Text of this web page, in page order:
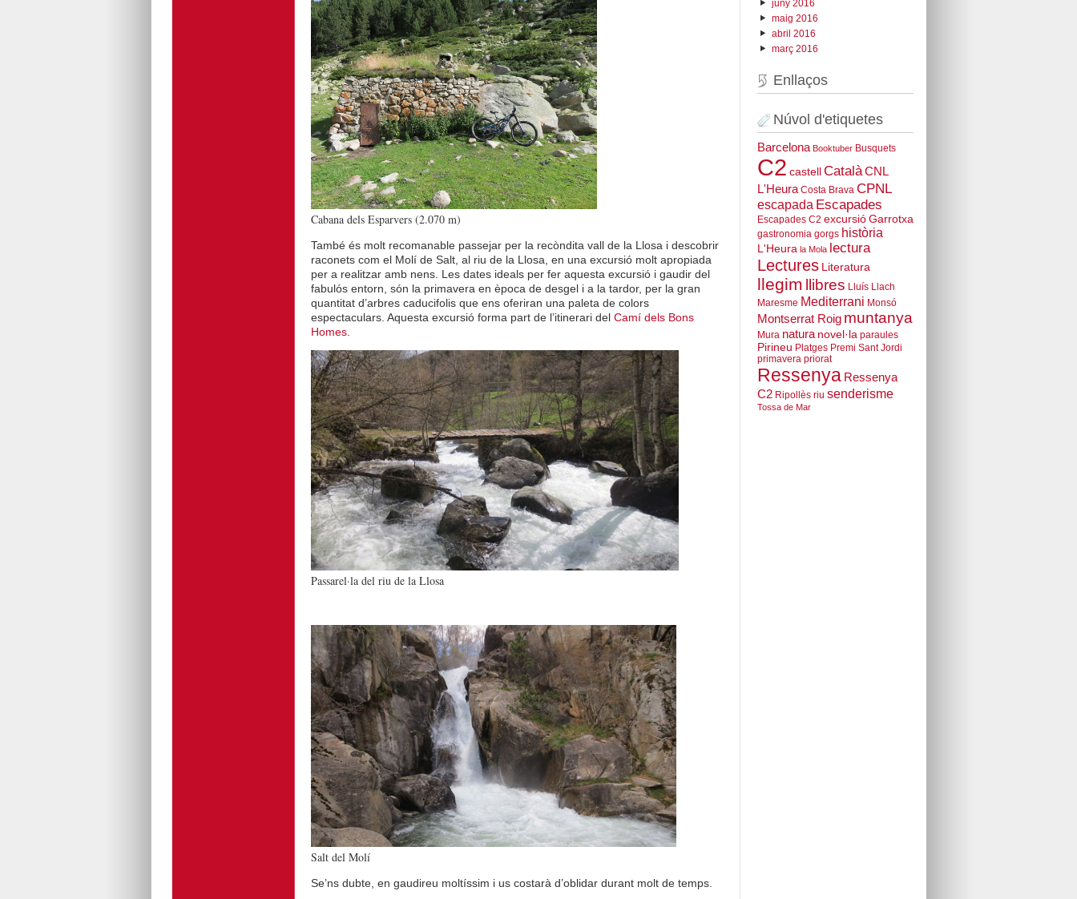
Cabana dels Esparvers (2.070 m)
També és molt recomanable passejar per la recòndita vall de la Llosa i descobrir
raconets com el Molí de Salt, al riu de la Llosa, en una excursió molt apropiada
per a realitzar amb nens. Les dates ideals per fer aquesta excursió i gaudir del
fabulós entorn, són la primavera en època de desgel i a la tardor, per la gran
quantitat d’arbres caducifolis que ens oferiran una paleta de colors
espectaculars. Aquesta excursió forma part de l’itinerari del Camí dels Bons
Homes.
Passarel·la del riu de la Llosa
Salt del Molí
Se’ns dubte, en gaudireu moltíssim i us costarà d’oblidar durant molt de temps.
juny 2016
maig 2016
abril 2016
març 2016
Enllaços
Núvol d'etiquetes
Barcelona Booktuber Busquets
C2 castell Català CNL
L'Heura Costa Brava CPNL
escapada Escapades
Escapades C2 excursió Garrotxa
gastronomia gorgs història
L'Heura la Mola lectura
Lectures Literatura
llegim llibres Lluís Llach
Maresme Mediterrani Monsó
Montserrat Roig muntanya
Mura natura novel·la paraules
Pirineu Platges Premi Sant Jordi
primavera priorat
Ressenya Ressenya
C2 Ripollès riu senderisme
Tossa de Mar